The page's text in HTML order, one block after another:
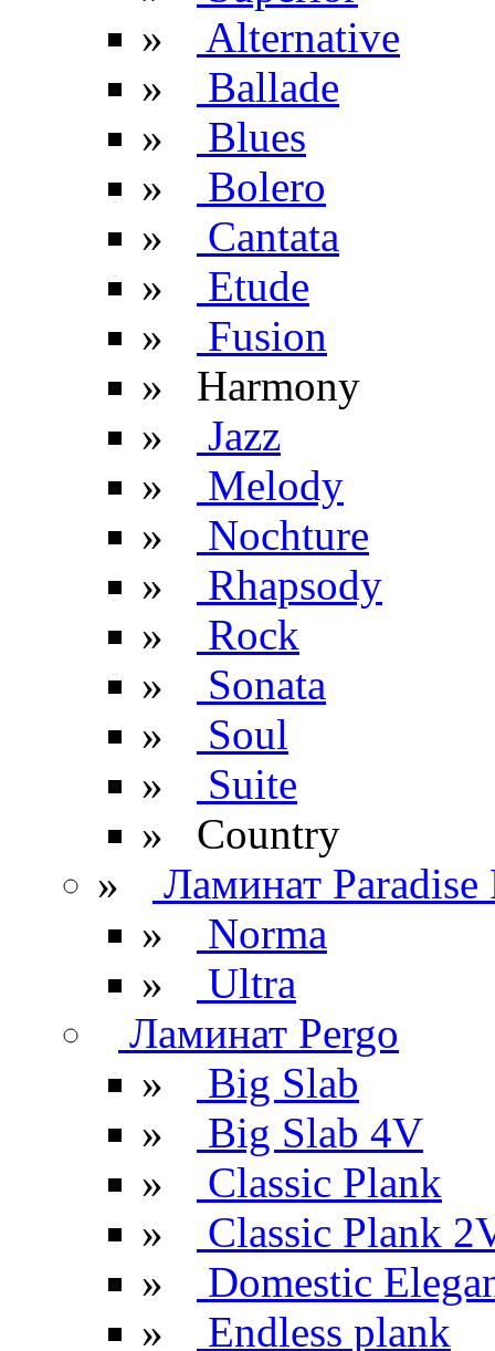
»
Alternative
»
Ballade
»
Blues
»
Bolero
»
Cantata
»
Etude
»
Fusion
» Harmony
»
Jazz
»
Melody
»
Nochture
»
Rhapsody
»
Rock
»
Sonata
»
Soul
»
Suite
» Сountry
»
Ламинат Paradise
»
Norma
»
Ultra
Ламинат Pergo
»
Big Slab
»
Big Slab 4V
»
Classic Plank
»
Classic Plank
»
Domestic
»
Endless plank